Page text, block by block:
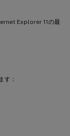
Explorer 11の最
す：